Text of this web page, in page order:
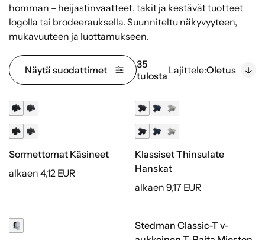
homman – heijastinvaatteet, takit ja kestävät tuotteet
logolla tai brodeerauksella. Suunniteltu näkyvyyteen,
mukavuuteen ja luottamukseen.
Näytä suodattimet
35
tulosta Lajittele:Oletus
Sormettomat Käsineet
alkaen 4,12 EUR
Klassiset Thinsulate
Hanskat
alkaen 9,17 EUR
Stedman Classic-T v-